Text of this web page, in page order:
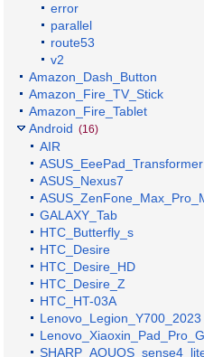
error
parallel
route53
v2
Amazon_Dash_Button
Amazon_Fire_TV_Stick
Amazon_Fire_Tablet
Android (16)
AIR
ASUS_EeePad_Transformer
ASUS_Nexus7
GALAXY_Tab
HTC_Butterfly_s
HTC_Desire
HTC_Desire_HD
HTC_Desire_Z
HTC_HT-03A
Lenovo_Legion_Y700_2023